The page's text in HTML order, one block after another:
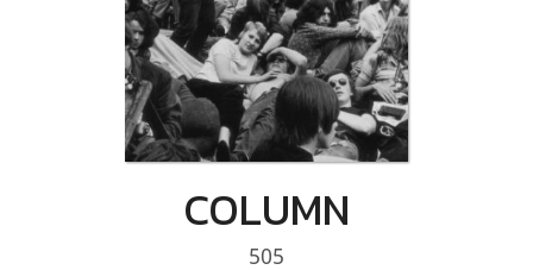
COLUMN
505